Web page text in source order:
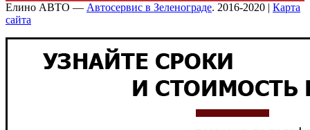
Елино АВТО — Автосервис в Зеленограде. 2016-2020 | Карта
сайта